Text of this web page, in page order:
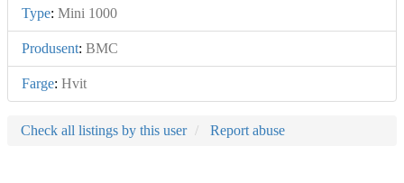
Type: Mini 1000
Produsent: BMC
Farge: Hvit
Check all listings by this user Report abuse